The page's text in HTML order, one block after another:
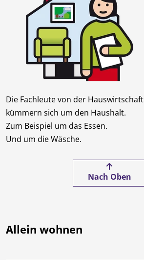
Die Fachleute von der Hauswirtschaft
kümmern sich um den Haushalt.
Zum Beispiel um das Essen.
Und um die Wäsche.
Nach Oben
Allein wohnen